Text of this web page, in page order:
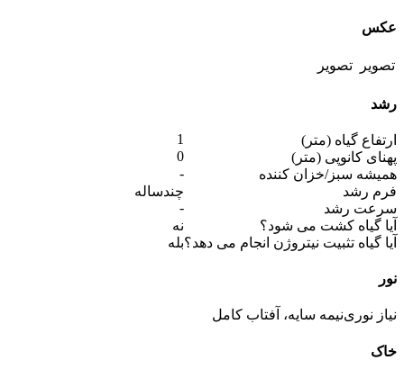
عکس
رشد
ارتفاع گیاه (متر)
1
پهنای کانوپی (متر)
0
همیشه سبز/خزان کننده
-
فرم رشد
چندساله
سرعت رشد
-
آیا گیاه کشت می شود؟
نه
آیا گیاه تثبیت نیتروژن انجام می دهد؟بله
نور
نیاز نورینیمه سایه، آفتاب کامل
خاک